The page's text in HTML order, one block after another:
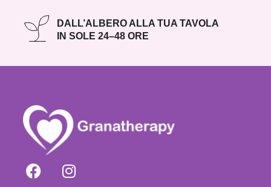
DALL’ALBERO ALLA TUA TAVOLA
IN SOLE 24–48 ORE